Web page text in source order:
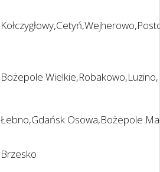
Bożepole Wielkie,Robakowo,Luzino,
Łebno,Gdańsk Osowa,Bożepole
Brzesko